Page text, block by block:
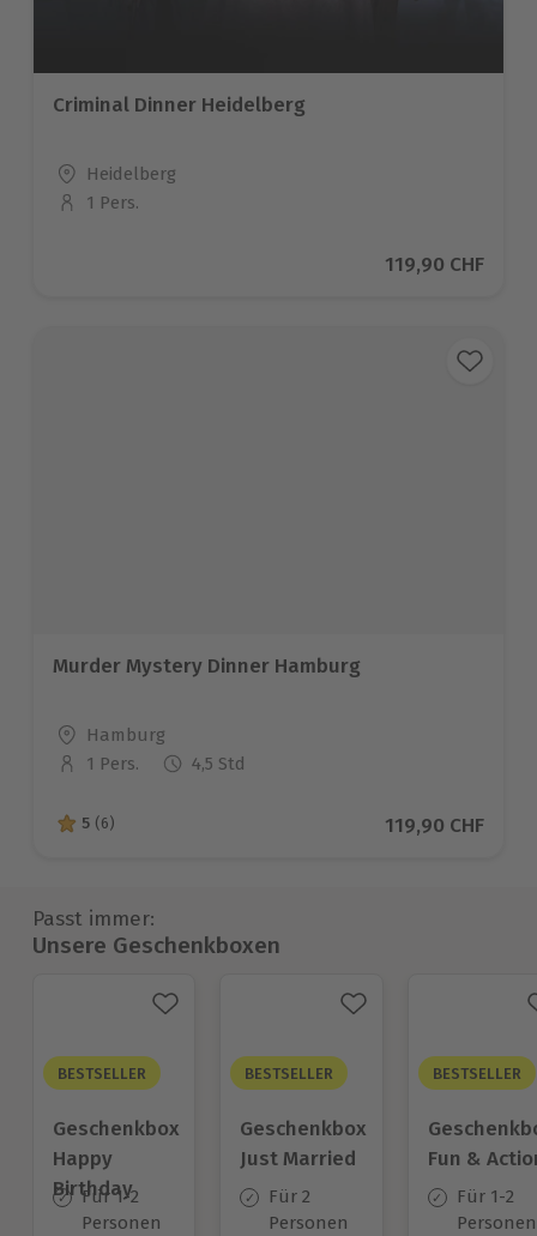
Criminal Dinner Heidelberg
Standort
Heidelberg
Anzahl der Teilnehmer
1 Pers.
Aktueller Preis
119,90 CHF
Murder Mystery Dinner Hamburg
Standort
Hamburg
Anzahl der Teilnehmer
1 Pers. 4,5 Std
5 von 5 Sternen basierend auf 6 Bewertungen
5 (6) Aktueller Preis
119,90 CHF
Passt immer:
Unsere Geschenkboxen
BESTSELLER
Geschenkbox
Happy
Birthday
Für 1-2
Personen
BESTSELLER
Geschenkbox
Just Married
Für 2
Personen
BESTSELLER
Fun &
Für 1-2
Personen